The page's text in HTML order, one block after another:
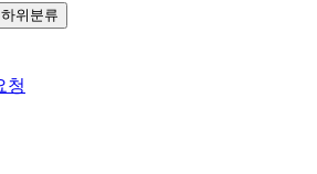
하위분류
청